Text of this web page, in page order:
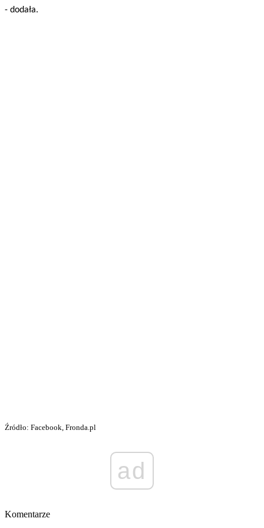
- dodała.
Źródło: Facebook, Fronda.pl
ad
Komentarze